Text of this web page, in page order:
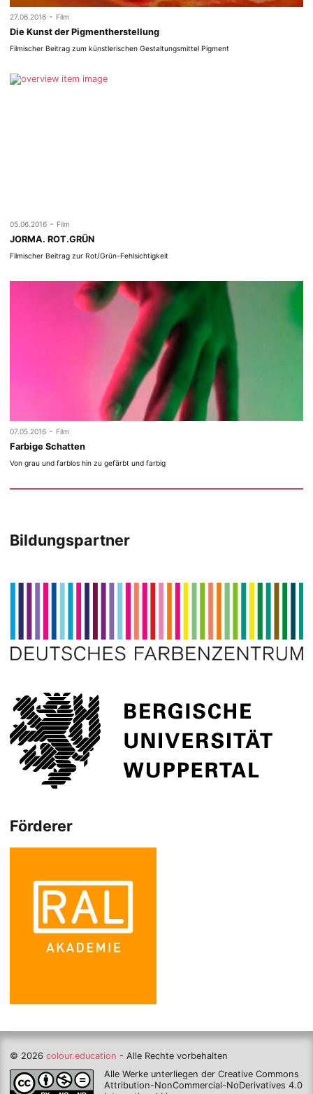
27.06.2016 - Film
Die Kunst der Pigmentherstellung
Filmischer Beitrag zum künstlerischen Gestaltungsmittel Pigment
05.06.2016 - Film
JORMA. ROT.GRÜN
Filmischer Beitrag zur Rot/Grün-Fehlsichtigkeit
07.05.2016 - Film
Farbige Schatten
Von grau und farblos hin zu gefärbt und farbig
Bildungspartner
Förderer
© 2026 colour.education - Alle Rechte vorbehalten
Alle Werke unterliegen der Creative Commons
Attribution-NonCommercial-NoDerivatives 4.0